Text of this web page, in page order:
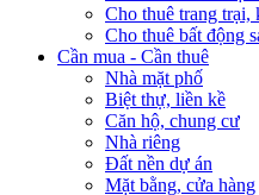
Cho thuê trang trại,
Cho thuê bất động
Cần mua - Cần thuê
Nhà mặt phố
Biệt thự, liền kề
Căn hộ, chung cư
Nhà riêng
Đất nền dự án
Mặt bằng, cửa hàng